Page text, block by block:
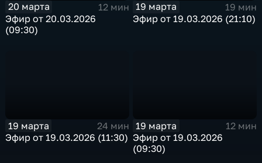
20 марта
12 мин
Эфир от 20.03.2026
(09:30)
19 марта
19 мин
Эфир от 19.03.2026 (21:10)
19 марта
24 мин
Эфир от 19.03.2026 (11:30)
19 марта
12 мин
Эфир от 19.03.2026
(09:30)